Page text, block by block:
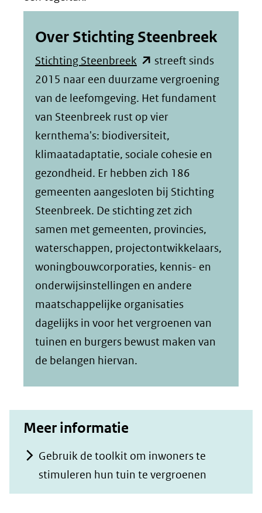
Over Stichting Steenbreek
Stichting Steenbreek (opent
in
nieuw
venster)
(verwijst
naar
een
andere
website)
streeft sinds
2015 naar een duurzame vergroening
van de leefomgeving. Het fundament
van Steenbreek rust op vier
kernthema's: biodiversiteit,
klimaatadaptatie, sociale cohesie en
gezondheid. Er hebben zich 186
gemeenten aangesloten bij Stichting
Steenbreek. De stichting zet zich
samen met gemeenten, provincies,
waterschappen, projectontwikkelaars,
woningbouwcorporaties, kennis- en
onderwijsinstellingen en andere
maatschappelijke organisaties
dagelijks in voor het vergroenen van
tuinen en burgers bewust maken van
de belangen hiervan.
Meer informatie
Gebruik de toolkit om inwoners te
stimuleren hun tuin te vergroenen